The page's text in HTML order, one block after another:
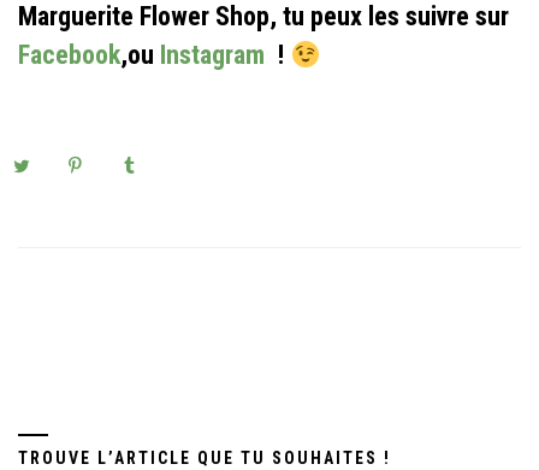
Marguerite Flower Shop, tu peux les suivre sur
Facebook,ou Instagram !
TROUVE L’ARTICLE QUE TU SOUHAITES !